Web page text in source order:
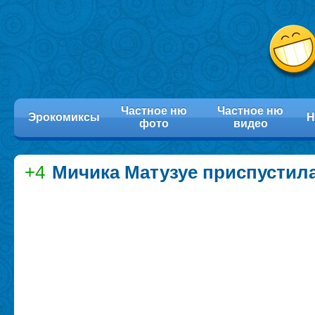
Эрокомиксы
Частное ню
фото
Частное ню
видео
+4 Мичика Матузуе